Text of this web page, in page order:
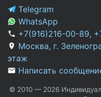
Telegram
WhatsApp
+7(916)216-00-89,
Москва, г.
этаж
Написать
© 2010 — 2026